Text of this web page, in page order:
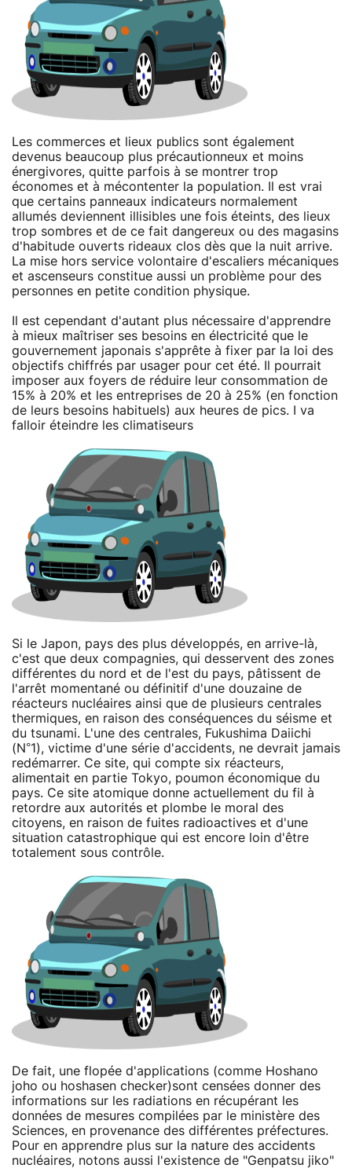
Les commerces et lieux publics sont également
devenus beaucoup plus précautionneux et moins
énergivores, quitte parfois à se montrer trop
économes et à mécontenter la population. Il est vrai
que certains panneaux indicateurs normalement
allumés deviennent illisibles une fois éteints, des lieux
trop sombres et de ce fait dangereux ou des magasins
d'habitude ouverts rideaux clos dès que la nuit arrive.
La mise hors service volontaire d'escaliers mécaniques
et ascenseurs constitue aussi un problème pour des
personnes en petite condition physique.
Il est cependant d'autant plus nécessaire d'apprendre
à mieux maîtriser ses besoins en électricité que le
gouvernement japonais s'apprête à fixer par la loi des
objectifs chiffrés par usager pour cet été. Il pourrait
imposer aux foyers de réduire leur consommation de
15% à 20% et les entreprises de 20 à 25% (en fonction
de leurs besoins habituels) aux heures de pics. I va
falloir éteindre les climatiseurs
Si le Japon, pays des plus développés, en arrive-là,
c'est que deux compagnies, qui desservent des zones
différentes du nord et de l'est du pays, pâtissent de
l'arrêt momentané ou définitif d'une douzaine de
réacteurs nucléaires ainsi que de plusieurs centrales
thermiques, en raison des conséquences du séisme et
du tsunami. L'une des centrales, Fukushima Daiichi
(N°1), victime d'une série d'accidents, ne devrait jamais
redémarrer. Ce site, qui compte six réacteurs,
alimentait en partie Tokyo, poumon économique du
pays. Ce site atomique donne actuellement du fil à
retordre aux autorités et plombe le moral des
citoyens, en raison de fuites radioactives et d'une
situation catastrophique qui est encore loin d'être
totalement sous contrôle.
De fait, une flopée d'applications (comme Hoshano
joho ou hoshasen checker)sont censées donner des
informations sur les radiations en récupérant les
données de mesures compilées par le ministère des
Sciences, en provenance des différentes préfectures.
Pour en apprendre plus sur la nature des accidents
nucléaires, notons aussi l'existence de "Genpatsu jiko"